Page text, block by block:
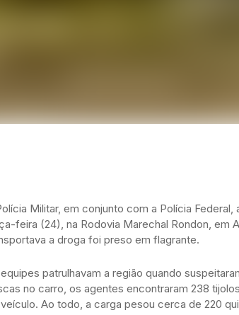
Militar, em conjunto com a Polícia
feira (24), na Rodovia Marechal Rondon, em
a droga foi preso em flagrante.
patrulhavam a região quando
no carro, os agentes encontraram 238
Ao todo, a carga pesou cerca de 220